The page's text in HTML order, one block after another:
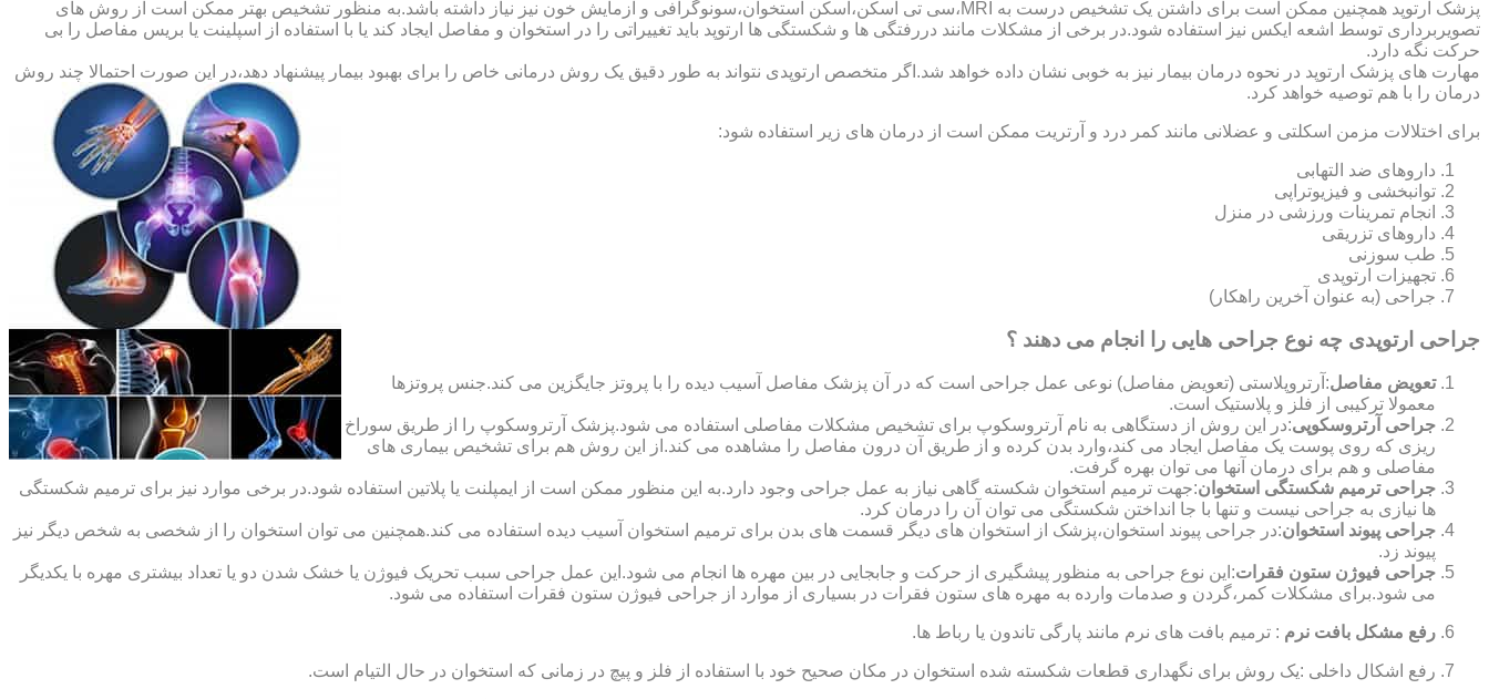
پزشک ارتوپد همچنین ممکن است برای داشتن یک تشخیص درست به MRI،سی تی اسکن،اسکن استخوان،سونوگرافی و آزمایش خون نیز نیاز داشته باشد.به منظور تشخیص بهتر ممکن است از روش های
تصویربرداری توسط اشعه ایکس نیز استفاده شود.در برخی از مشکلات مانند دررفتگی ها و شکستگی ها ارتوپد باید تغییراتی را در استخوان و مفاصل ایجاد کند یا با استفاده از اسپلینت یا بریس مفاصل را بی
حرکت نگه دارد.
مهارت های پزشک ارتوپد در نحوه درمان بیمار نیز به خوبی نشان داده خواهد شد.اگر متخصص ارتوپدی نتواند به طور دقیق یک روش درمانی خاص را برای بهبود بیمار پیشنهاد دهد،در این صورت احتمالا چند روش
درمان را با هم توصیه خواهد کرد.
برای اختلالات مزمن اسکلتی و عضلانی مانند کمر درد و آرتریت ممکن است از درمان های زیر استفاده شود:
داروهای ضد التهابی
توانبخشی و فیزیوتراپی
انجام تمرینات ورزشی در منزل
داروهای تزریقی
طب سوزنی
تجهیزات ارتوپدی
جراحی (به عنوان آخرین راهکار)
جراحی ارتوپدی چه نوع جراحی هایی را انجام می دهند ؟
تعویض مفاصل:آرتروپلاستی (تعویض مفاصل) نوعی عمل جراحی است که در آن پزشک مفاصل آسیب دیده را با پروتز جایگزین می کند.جنس پروتزها
معمولا ترکیبی از فلز و پلاستیک است.
جراحی آرتروسکوپی:در این روش از دستگاهی به نام آرتروسکوپ برای تشخیص مشکلات مفاصلی استفاده می شود.پزشک آرتروسکوپ را از طریق سوراخ
ریزی که روی پوست یک مفاصل ایجاد می کند،وارد بدن کرده و از طریق آن درون مفاصل را مشاهده می کند.از این روش هم برای تشخیص بیماری های
مفاصلی و هم برای درمان آنها می توان بهره گرفت.
جراحی ترمیم شکستگی استخوان:جهت ترمیم استخوان شکسته گاهی نیاز به عمل جراحی وجود دارد.به این منظور ممکن است از ایمپلنت یا پلاتین استفاده شود.در برخی موارد نیز برای ترمیم شکستگی
ها نیازی به جراحی نیست و تنها با جا انداختن شکستگی می توان آن را درمان کرد.
جراحی پیوند استخوان:در جراحی پیوند استخوان،پزشک از استخوان های دیگر قسمت های بدن برای ترمیم استخوان آسیب دیده استفاده می کند.همچنین می توان استخوان را از شخصی به شخص دیگر نیز
پیوند زد.
جراحی فیوژن ستون فقرات:این نوع جراحی به منظور پیشگیری از حرکت و جابجایی در بین مهره ها انجام می شود.این عمل جراحی سبب تحریک فیوژن یا خشک شدن دو یا تعداد بیشتری مهره با یکدیگر
می شود.برای مشکلات کمر،گردن و صدمات وارده به مهره های ستون فقرات در بسیاری از موارد از جراحی فیوژن ستون فقرات استفاده می شود.
رفع مشکل بافت نرم : ترمیم بافت های نرم مانند پارگی تاندون یا رباط ها.
رفع اشکال داخلی :یک روش برای نگهداری قطعات شکسته شده استخوان در مکان صحیح خود با استفاده از فلز و پیچ در زمانی که استخوان در حال التیام است.